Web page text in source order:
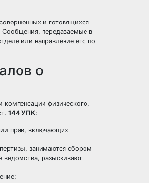
и готовящихся
Сообщения, передаваемые в
или направление его по
о
компенсации физического,
144 УПК:
прав, включающих
занимаются сбором
ведомства, разыскивают